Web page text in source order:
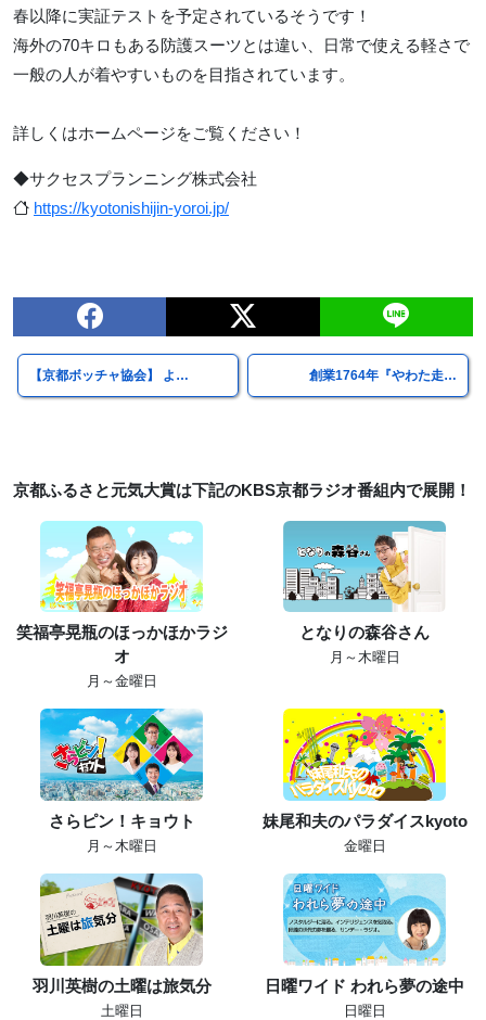
春以降に実証テストを予定されているそうです！
海外の70キロもある防護スーツとは違い、日常で使える軽さで
一般の人が着やすいものを目指されています。
詳しくはホームページをご覧ください！
◆サクセスプランニング株式会社
https://kyotonishijin-yoroi.jp/
【京都ボッチャ協会】 よ… 創業1764年『やわた走…
京都ふるさと元気大賞は下記のKBS京都ラジオ番組内で展開！
笑福亭晃瓶のほっかほかラジ
オ
月～金曜日
となりの森谷さん
月～木曜日
さらピン！キョウト
月～木曜日
妹尾和夫のパラダイスkyoto
金曜日
羽川英樹の土曜は旅気分
土曜日
日曜ワイド われら夢の途中
日曜日